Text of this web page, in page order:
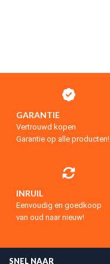
GARANTIE
Vertrouwd kopen
Garantie op alle producten!
INRUIL
Eenvoudig en goedkoop
van oud naar nieuw!
SNEL NAAR